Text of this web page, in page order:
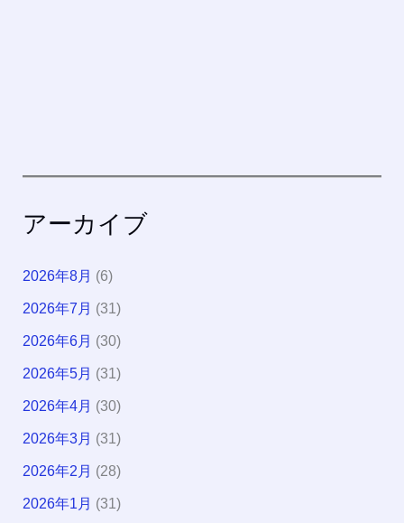
アーカイブ
2026年8月 (6)
2026年7月 (31)
2026年6月 (30)
2026年5月 (31)
2026年4月 (30)
2026年3月 (31)
2026年2月 (28)
2026年1月 (31)